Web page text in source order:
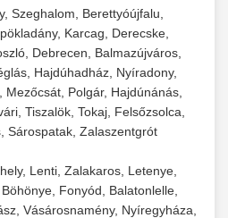
Szeghalom, Berettyóújfalu,
Karcag, Derecske,
Debrecen, Balmazújváros,
Hajdúhadház, Nyíradony,
Polgár, Hajdúnánás,
Tiszalök, Tokaj, Felsőzsolca,
Sárospatak, Zalaszentgrót
Lenti, Zalakaros, Letenye,
Fonyód, Balatonlelle,
Vásárosnamény, Nyíregyháza,